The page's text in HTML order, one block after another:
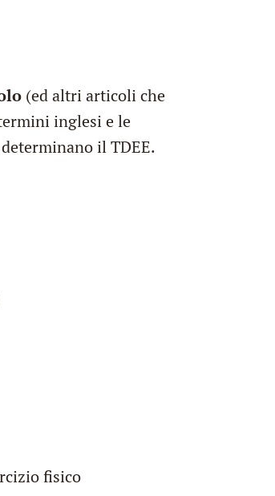
(ed altri articoli che
inglesi e le
il TDEE.
fisico